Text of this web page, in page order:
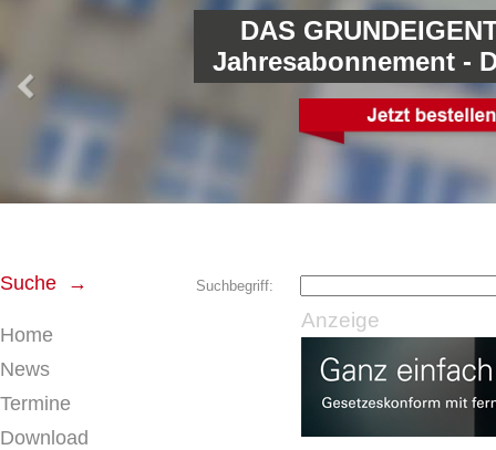
Suche → Suchbegriff:
Home
News
Termine
Download
Anzeige
DAS
Jahresabonnement -